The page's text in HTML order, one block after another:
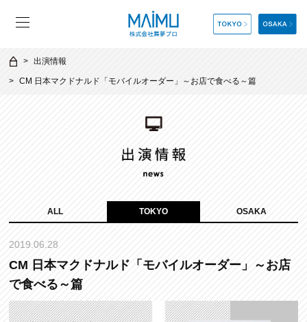
出演情報
CM 日本マクドナルド「モバイルオーダー」～お店で食べる～篇
ALL TOKYO OSAKA
2019.06.28
CM 日本マクドナルド「モバイルオーダー」～お店
で食べる～篇